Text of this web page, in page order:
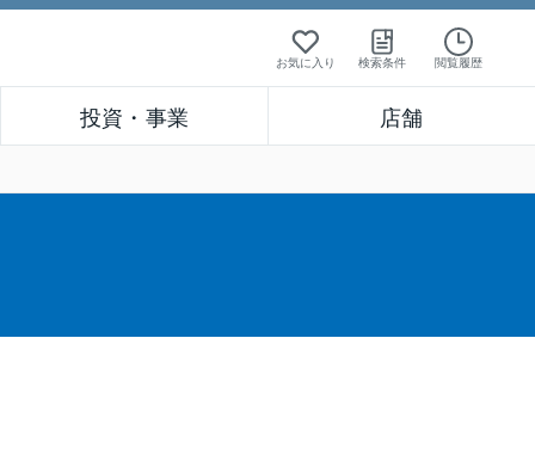
お気に入り 検索条件 閲覧履歴
投資・事業 店舗